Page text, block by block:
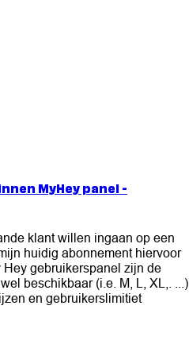
MyHey panel -
klant willen ingaan op een
huidig abonnement hiervoor
gebruikerspanel zijn de
beschikbaar (i.e. M, L, XL,. ...)
en gebruikerslimitiet